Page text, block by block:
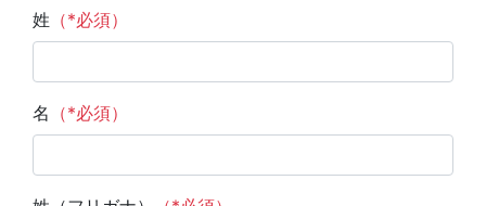
姓 （*必須）
名 （*必須）